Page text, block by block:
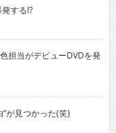
する!?
担当がデビューDVDを発
が見つかった(笑)